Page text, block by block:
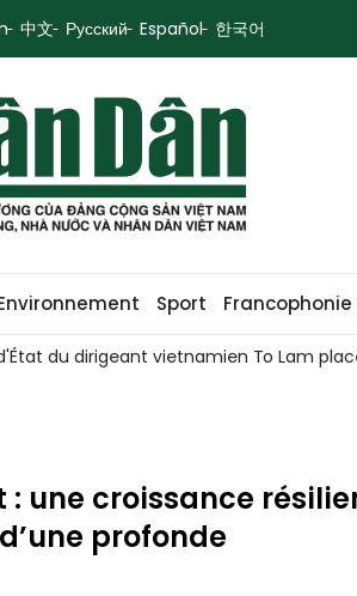
中文 Русский Español 한국어
Sport Francophonie
signe du Partenariat stratégique global
une croissance
profonde